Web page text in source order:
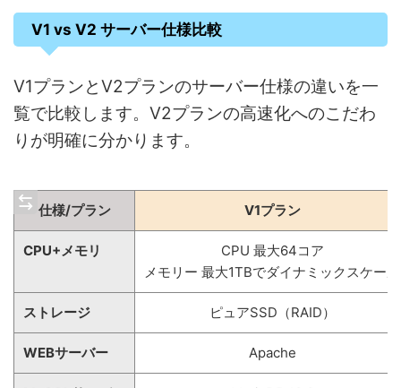
V1 vs V2 サーバー仕様比較
V1プランとV2プランのサーバー仕様の違いを一
覧で比較します。V2プランの高速化へのこだわ
りが明確に分かります。
仕様/プラン V1プラン
CPU+メモリ
CPU 最大64コア
メモリー 最大1TBでダイナミックスケール
ストレージ ピュアSSD（RAID）
WEBサーバー Apache